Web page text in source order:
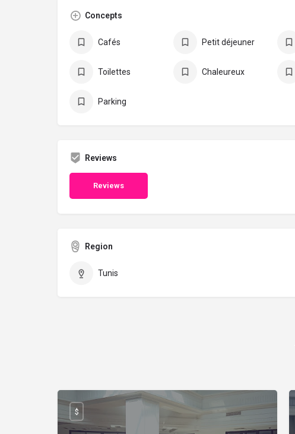
Concepts
Cafés Petit déjeuner
Toilettes Chaleureux
Parking
Reviews
Reviews
Region
Tunis
$